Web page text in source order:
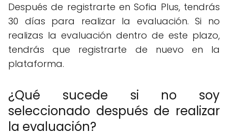
Después de registrarte en Sofia Plus, tendrás
30 días para realizar la evaluación. Si no
realizas la evaluación dentro de este plazo,
tendrás que registrarte de nuevo en la
plataforma.
¿Qué sucede si no soy
seleccionado después de realizar
la evaluación?